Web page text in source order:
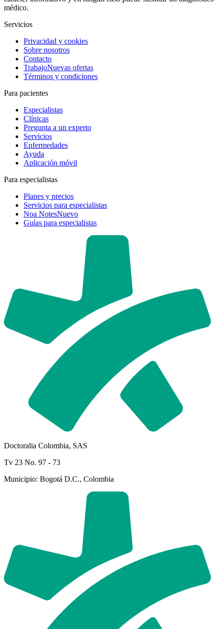
médico.
Servicios
Privacidad y cookies
Sobre nosotros
Contacto
TrabajoNuevas ofertas
Términos y condiciones
Para pacientes
Especialistas
Clínicas
Pregunta a un experto
Servicios
Enfermedades
Ayuda
Aplicación móvil
Para especialistas
Planes y precios
Servicios para especialistas
Noa NotesNuevo
Guías para especialistas
Doctoralia Colombia, SAS
Tv 23 No. 97 - 73
Municipio: Bogotá D.C., Colombia